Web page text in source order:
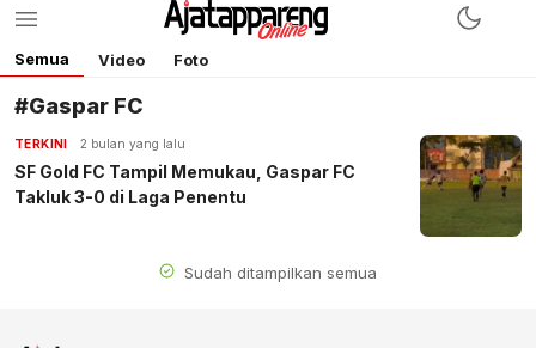
Semua Video Foto
#Gaspar FC
TERKINI 2 bulan yang lalu
SF Gold FC Tampil Memukau, Gaspar FC
Takluk 3-0 di Laga Penentu
Sudah ditampilkan semua